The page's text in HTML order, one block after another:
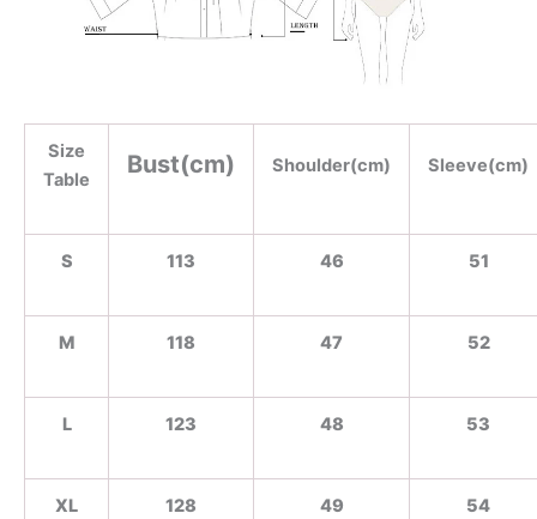
Size
Table
Bust(cm) Shoulder(cm) Sleeve(cm)
S 113 46 51
M 118 47 52
L 123 48 53
XL 128 49 54